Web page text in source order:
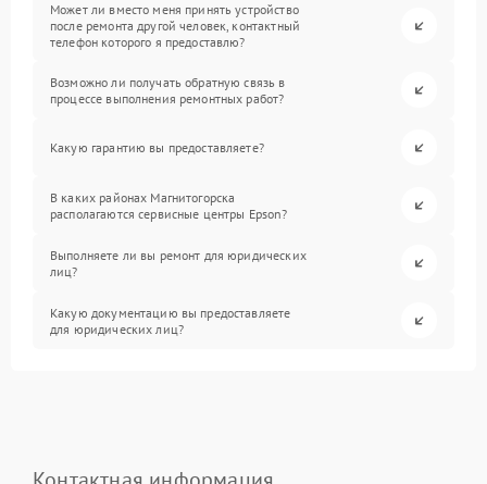
Может ли вместо меня принять устройство
после ремонта другой человек, контактный
телефон которого я предоставлю?
Возможно ли получать обратную связь в
процессе выполнения ремонтных работ?
Какую гарантию вы предоставляете?
В каких районах Магнитогорска
располагаются сервисные центры Epson?
Выполняете ли вы ремонт для юридических
лиц?
Какую документацию вы предоставляете
для юридических лиц?